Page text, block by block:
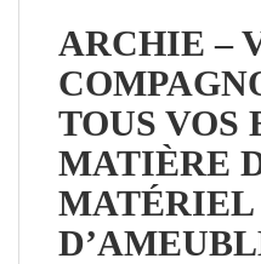
ARCHIE –
TOUS VOS
MATIÈRE
MATÉRIEL